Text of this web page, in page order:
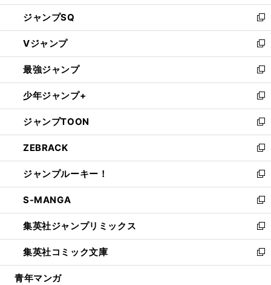
し
い
ウ
ィ
ン
ド
ウ
で
開
く
ジャンプSQ
新
し
い
ウ
ィ
ン
ド
ウ
で
開
く
Vジャンプ
新
し
い
ウ
ィ
ン
ド
ウ
で
開
く
最強ジャンプ
新
し
い
ウ
ィ
ン
ド
ウ
で
開
く
少年ジャンプ+
新
し
い
ウ
ィ
ン
ド
ウ
で
開
く
ジャンプTOON
新
し
い
ウ
ィ
ン
ド
ウ
で
開
く
ZEBRACK
新
し
い
ウ
ィ
ン
ド
ウ
で
開
ジャンプルーキー！
新
し
い
ウ
ィ
ン
ド
ウ
S-MANGA
新
し
い
ウ
ィ
ン
集英社ジャンプリミックス
新
し
い
ウ
集英社コミック文庫
新
し
青年マンガ